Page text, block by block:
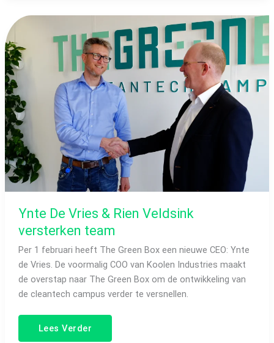
Ynte De Vries & Rien Veldsink
versterken team
Per 1 februari heeft The Green Box een nieuwe CEO: Ynte
de Vries. De voormalig COO van Koolen Industries maakt
de overstap naar The Green Box om de ontwikkeling van
de cleantech campus verder te versnellen.
Ynte
Vries
Veldsink
versterken
Lees Verder